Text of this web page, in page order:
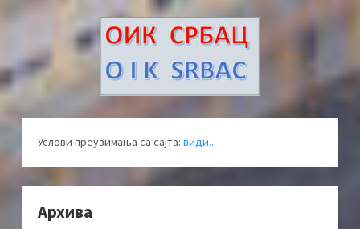
Услови преузимања са сајта: види...
Архива